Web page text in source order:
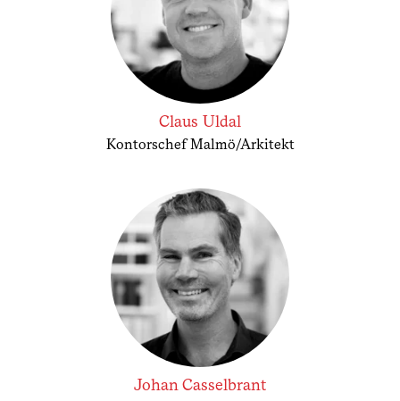
Claus Uldal
Kontorschef Malmö/Arkitekt
Johan Casselbrant